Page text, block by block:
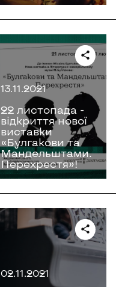
13.11.2021
22 листопада -
відкриття нової
виставки
«Булгакови та
Мандельштами.
Перехрестя»!
02.11.2021